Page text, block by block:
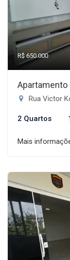
R$ 650.000
Apartamento
Rua Victor
2 Quartos
Mais